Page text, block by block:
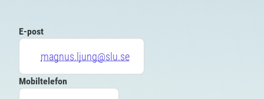
E-post
magnus.ljung@slu.se
Mobiltelefon